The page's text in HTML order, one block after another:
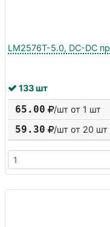
LM2576T-5.0, DC-DC
133 шт
65.00 /шт от 1 шт
59.30 /шт от 20 шт